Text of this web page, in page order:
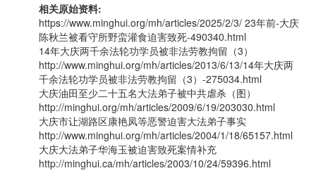
相关原始资料:
https://www.minghui.org/mh/articles/2025/2/3/ 23年前-大庆
陈秋兰被看守所野蛮灌食迫害致死-490340.html
14年大庆两千余法轮功学员被非法劳教拘留（3）
http://www.minghui.org/mh/articles/2013/6/13/14年大庆两
千余法轮功学员被非法劳教拘留（3）-275034.html
大庆油田至少二十五名大法弟子被中共虐杀（图）
http://minghui.org/mh/articles/2009/6/19/203030.html
大庆市让湖路区康艳凤等恶警迫害大法弟子事实
http://www.minghui.org/mh/articles/2004/1/18/65157.html
大庆大法弟子华海玉被迫害致死案情补充
http://minghui.ca/mh/articles/2003/10/24/59396.html